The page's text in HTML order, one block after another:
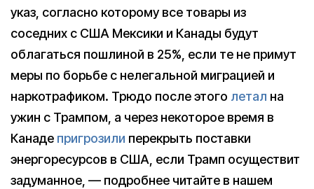
указ, согласно которому все товары из
соседних с США Мексики и Канады будут
облагаться пошлиной в 25%, если те не примут
меры по борьбе с нелегальной миграцией и
наркотрафиком. Трюдо после этого летал на
ужин с Трампом, а через некоторое время в
Канаде пригрозили перекрыть поставки
энергоресурсов в США, если Трамп осуществит
задуманное, — подробнее читайте в нашем